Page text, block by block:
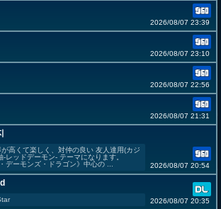
2026/08/07 23:39
2026/08/07 23:10
2026/08/07 22:56
2026/08/07 21:31
高くて楽しく、対仲の良い 友人達用(カジ
レッドデーモン- テーマになります。
デーモンズ・ドラゴン》中心の ...
2026/08/07 20:54
2026/08/07 20:35